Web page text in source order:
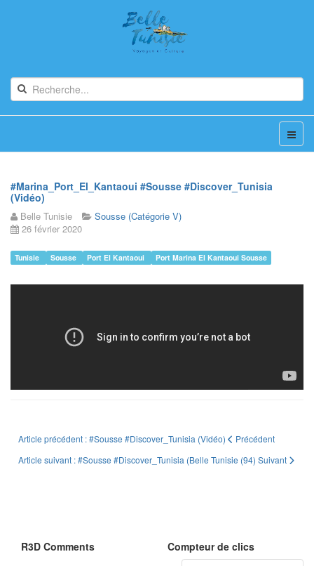
#Marina_Port_El_Kantaoui #Sousse #Discover_Tunisia
(Vidéo)
Belle Tunisie
Sousse (Catégorie V)
26 février 2020
Tunisie Sousse Port El Kantaoui Port Marina El Kantaoui Sousse
Article précédent : #Sousse #Discover_Tunisia (Vidéo)
Précédent
Article suivant : #Sousse #Discover_Tunisia (Belle Tunisie (94) Suivant
R3D Comments
Compteur de clics